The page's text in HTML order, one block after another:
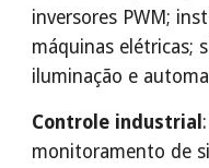
inversores PWM;
máquinas elétricas;
iluminação e
Controle industrial
monitoramento de